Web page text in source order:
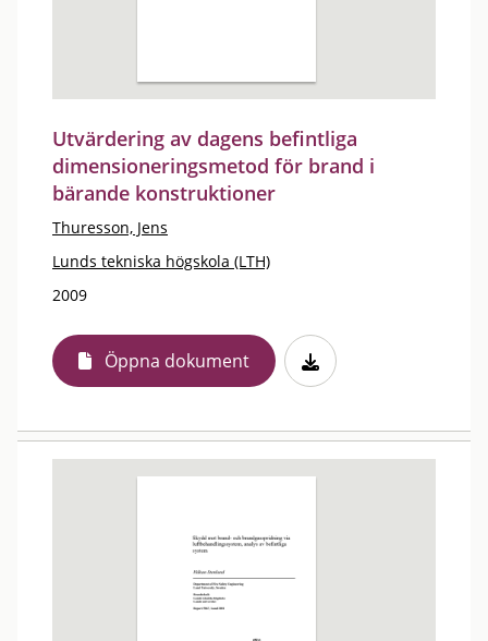
Utvärdering av dagens befintliga
dimensioneringsmetod för brand i
bärande konstruktioner
Thuresson, Jens
Lunds tekniska högskola (LTH)
2009
Öppna dokument